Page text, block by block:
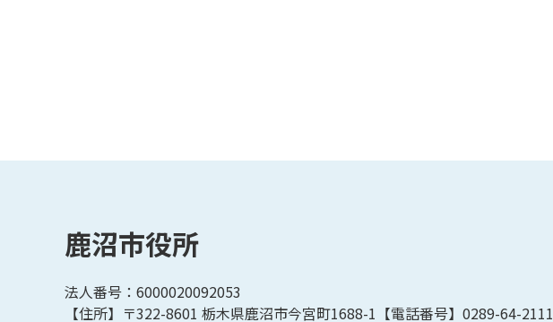
鹿沼市役所
法人番号：6000020092053
【住所】〒322-8601 栃木県鹿沼市今宮町1688-1【電話番号】0289-64-2111